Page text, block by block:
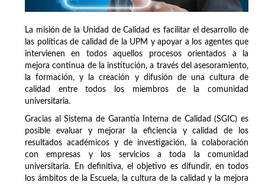
La misión de la Unidad de Calidad es facilitar el desarrollo de
las políticas de calidad de la UPM y apoyar a los agentes que
intervienen en todos aquellos procesos orientados a la
mejora continua de la institución, a través del asesoramiento,
la formación, y la creación y difusión de una cultura de
calidad entre todos los miembros de la comunidad
universitaria.
Gracias al Sistema de Garantía Interna de Calidad (SGIC) es
posible evaluar y mejorar la eficiencia y calidad de los
resultados académicos y de investigación, la colaboración
con empresas y los servicios a toda la comunidad
universitaria. En definitiva, el objetivo es difundir, en todos
los ámbitos de la Escuela, la cultura de la calidad y la mejora